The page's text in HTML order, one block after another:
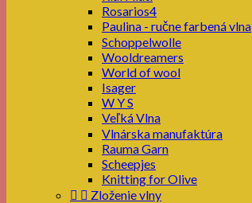
Rosarios4
Paulina - ručne farbená vlna
Schoppelwolle
Wooldreamers
World of wool
Isager
W Y S
Veľká Vlna
Vlnárska manufaktúra
Rauma Garn
Scheepjes
Knitting for Olive
  Zloženie vlny